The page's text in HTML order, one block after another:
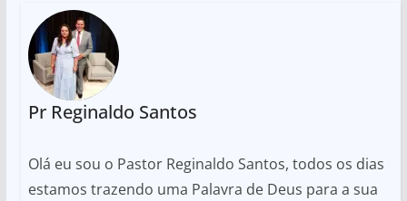
Pr Reginaldo Santos
Olá eu sou o Pastor Reginaldo Santos, todos os dias
estamos trazendo uma Palavra de Deus para a sua